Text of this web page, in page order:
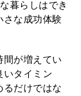
暮らしはでき
さな成功体験
間が増えてい
いタイミン
るだけではな